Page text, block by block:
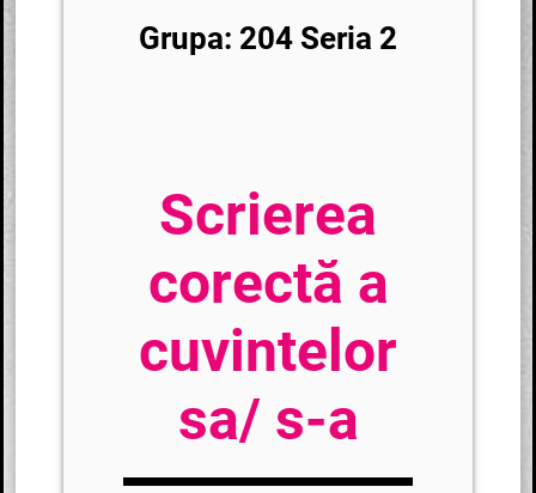
Grupa: 204 Seria 2
Scrierea
corectă a
cuvintelor
sa/ s-a